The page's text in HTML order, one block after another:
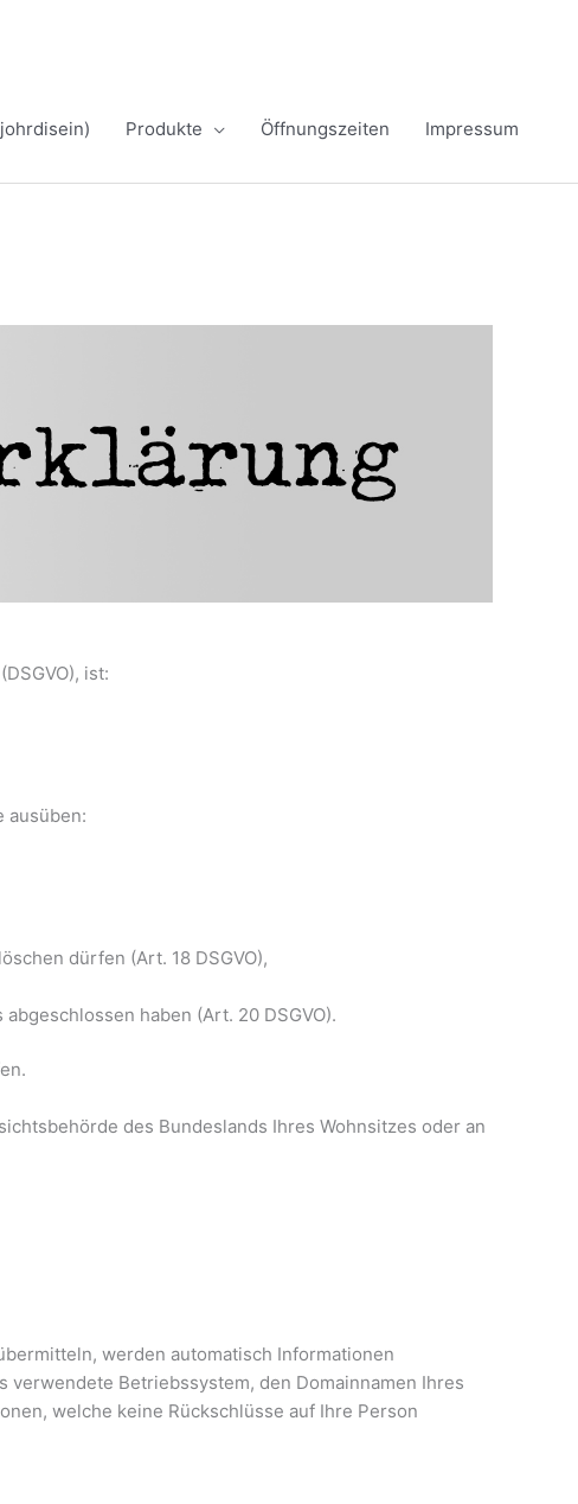
Produkte Öffnungszeiten Impressum
ist:
ausüben:
dürfen (Art. 18 DSGVO),
haben (Art. 20 DSGVO).
des Bundeslands Ihres Wohnsitzes oder an
werden automatisch Informationen
Betriebssystem, den Domainnamen Ihres
welche keine Rückschlüsse auf Ihre Person